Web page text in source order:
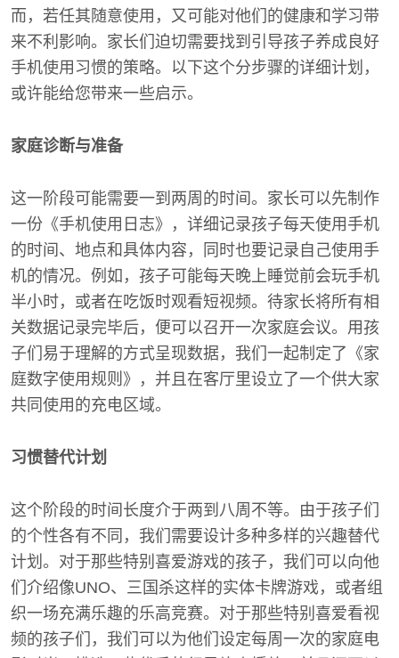
而，若任其随意使用，又可能对他们的健康和学习带
来不利影响。家长们迫切需要找到引导孩子养成良好
手机使用习惯的策略。以下这个分步骤的详细计划，
或许能给您带来一些启示。
家庭诊断与准备
这一阶段可能需要一到两周的时间。家长可以先制作
一份《手机使用日志》，详细记录孩子每天使用手机
的时间、地点和具体内容，同时也要记录自己使用手
机的情况。例如，孩子可能每天晚上睡觉前会玩手机
半小时，或者在吃饭时观看短视频。待家长将所有相
关数据记录完毕后，便可以召开一次家庭会议。用孩
子们易于理解的方式呈现数据，我们一起制定了《家
庭数字使用规则》，并且在客厅里设立了一个供大家
共同使用的充电区域。
习惯替代计划
这个阶段的时间长度介于两到八周不等。由于孩子们
的个性各有不同，我们需要设计多种多样的兴趣替代
计划。对于那些特别喜爱游戏的孩子，我们可以向他
们介绍像UNO、三国杀这样的实体卡牌游戏，或者组
织一场充满乐趣的乐高竞赛。对于那些特别喜爱看视
频的孩子们，我们可以为他们设定每周一次的家庭电